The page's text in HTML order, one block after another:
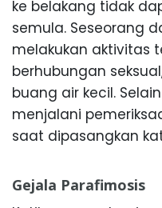
ke belakang tidak
semula. Seseorang
melakukan aktivitas
berhubungan
buang air kecil.
menjalani
saat dipasangkan
Gejala Parafimosis